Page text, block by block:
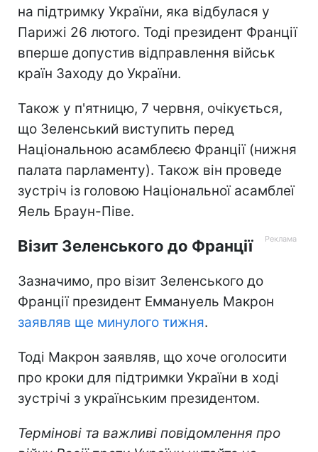
на підтримку України, яка відбулася у
Парижі 26 лютого. Тоді президент Франції
вперше допустив відправлення військ
країн Заходу до України.
Також у п'ятницю, 7 червня, очікується,
що Зеленський виступить перед
Національною асамблеєю Франції (нижня
палата парламенту). Також він проведе
зустріч із головою Національної асамблеї
Яель Браун-Піве.
Візит Зеленського до Франції
Зазначимо, про візит Зеленського до
Франції президент Еммануель Макрон
заявляв ще минулого тижня.
Тоді Макрон заявляв, що хоче оголосити
про кроки для підтримки України в ході
зустрічі з українським президентом.
Термінові та важливі повідомлення про